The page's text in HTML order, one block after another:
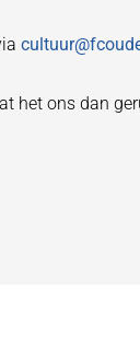
het ons dan